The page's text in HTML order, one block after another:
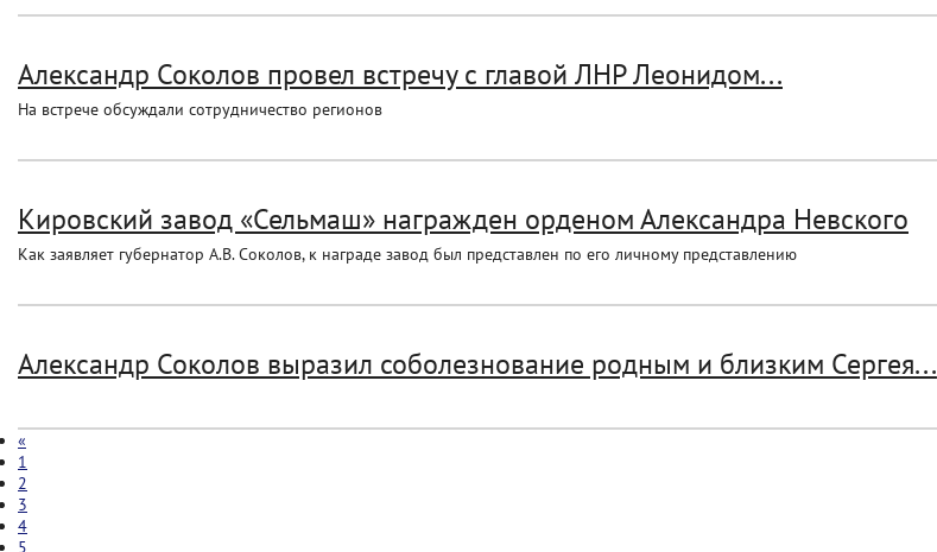
Александр Соколов провел встречу с главой ЛНР Леонидом...
На встрече обсуждали сотрудничество регионов
Кировский завод «Сельмаш» награжден орденом Александра Невского
Как заявляет губернатор А.В. Соколов, к награде завод был представлен по его личному представлению
Александр Соколов выразил соболезнование родным и близким Сергея...
«
1
2
3
4
5